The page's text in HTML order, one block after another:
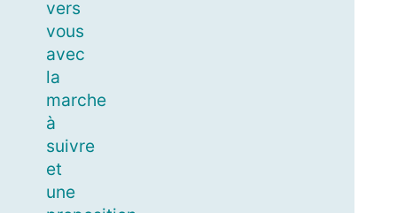
vers
vous
avec
la
marche
à
suivre
et
une